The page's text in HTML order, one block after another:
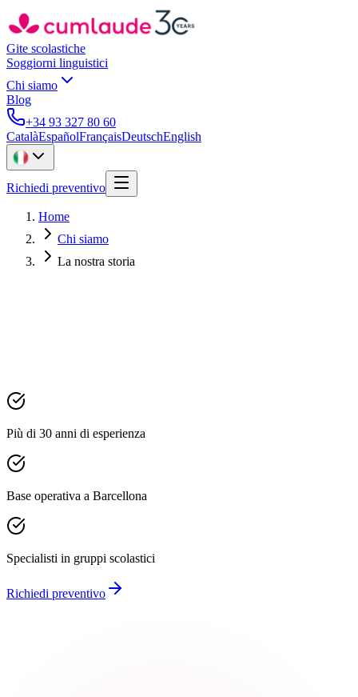
Gite scolastiche
Soggiorni linguistici
Chi siamo
Blog
+34 93 327 80 60
CatalàEspañolFrançaisDeutschEnglish
Richiedi preventivo
Home
Chi siamo
La nostra storia
Più di 30 anni di esperienza
Base operativa a Barcellona
Specialisti in gruppi scolastici
Richiedi preventivo